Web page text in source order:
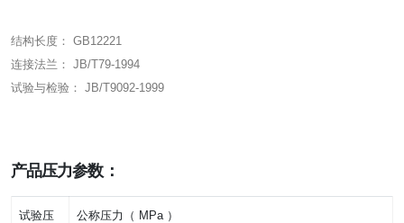
结构长度： GB12221
连接法兰： JB/T79-1994
试验与检验： JB/T9092-1999
产品压力参数：
试验压
公称压力（ MPa ）